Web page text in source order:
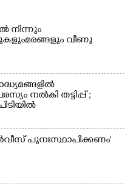
നിന്നും
വീണു
നൽകി തട്ടിപ്പ് ;
പുനഃസ്ഥാപിക്കണം'